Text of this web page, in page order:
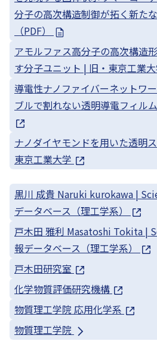
分子の高次構造制御が拓く新た
（PDF）
アモルファス高分子の高次構造
す分子ユニット | 旧・東京工業
導電性ナノファイバーネットワ
ブルで割れない透明導電フィル
ナノダイヤモンドを用いた透明
東京工業大学
黒川 成貴 Naruki kurokawa |
データベース（理工学系）
戸木田 雅利 Masatoshi Tokita |
報データベース（理工学系）
戸木田研究室
化学物質評価研究機構
物質理工学院 応用化学系
物質理工学院